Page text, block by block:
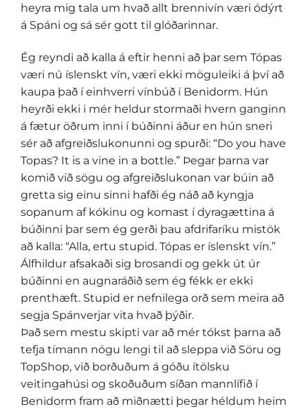
heyra mig tala um hvað allt brennivín væri ódýrt
á Spáni og sá sér gott til glóðarinnar.
Ég reyndi að kalla á eftir henni að þar sem Tópas
væri nú íslenskt vín, væri ekki möguleiki á því að
kaupa það í einhverri vínbúð í Benidorm. Hún
heyrði ekki i mér heldur stormaði hvern ganginn
á fætur öðrum inni í búðinni áður en hún sneri
sér að afgreiðslukonunni og spurði: “Do you have
Topas? It is a vine in a bottle.” Þegar þarna var
komið við sögu og afgreiðslukonan var búin að
gretta sig einu sinni hafði ég náð að kyngja
sopanum af kókinu og komast í dyragættina á
búðinni þar sem ég gerði þau afdrifaríku mistök
að kalla: “Alla, ertu stupid. Tópas er íslenskt vín.”
Álfhildur afsakaði sig brosandi og gekk út úr
búðinni en augnaráðið sem ég fékk er ekki
prenthæft. Stupid er nefnilega orð sem meira að
segja Spánverjar vita hvað þýðir.
Það sem mestu skipti var að mér tókst þarna að
tefja tímann nógu lengi til að sleppa við Söru og
TopShop, við borðuðum á góðu ítölsku
veitingahúsi og skoðuðum síðan mannlífið í
Benidorm fram að miðnætti þegar héldum heim